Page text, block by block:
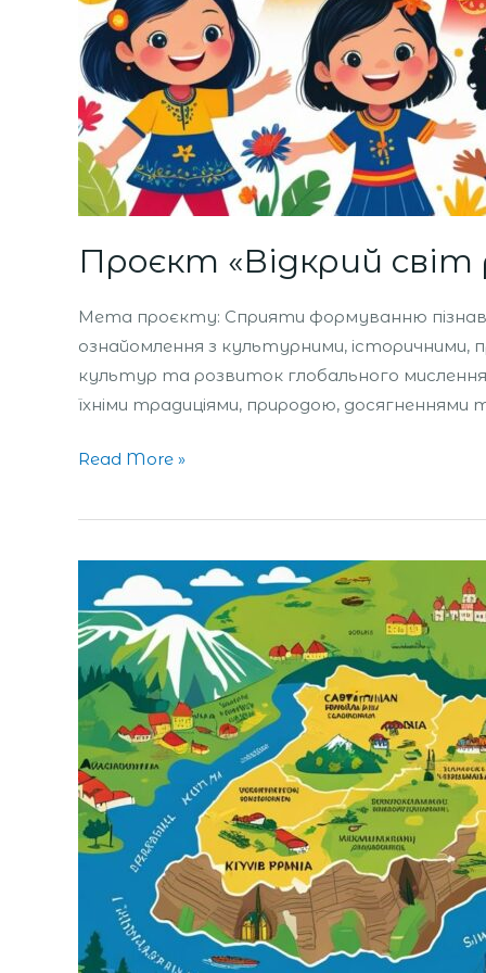
Проєкт «Відкрий
Мета проєкту: Сприяти формуванню
ознайомлення з культурними, історичними,
культур та розвиток глобального
їхніми традиціями, природою,
Read More »
Проєкт
«Краєсвіт:
відкрий
Україну
поруч»